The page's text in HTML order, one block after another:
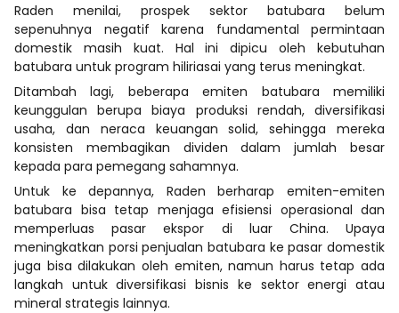
Raden menilai, prospek sektor batubara belum
sepenuhnya negatif karena fundamental permintaan
domestik masih kuat. Hal ini dipicu oleh kebutuhan
batubara untuk program hiliriasai yang terus meningkat.
Ditambah lagi, beberapa emiten batubara memiliki
keunggulan berupa biaya produksi rendah, diversifikasi
usaha, dan neraca keuangan solid, sehingga mereka
konsisten membagikan dividen dalam jumlah besar
kepada para pemegang sahamnya.
Untuk ke depannya, Raden berharap emiten-emiten
batubara bisa tetap menjaga efisiensi operasional dan
memperluas pasar ekspor di luar China. Upaya
meningkatkan porsi penjualan batubara ke pasar domestik
juga bisa dilakukan oleh emiten, namun harus tetap ada
langkah untuk diversifikasi bisnis ke sektor energi atau
mineral strategis lainnya.